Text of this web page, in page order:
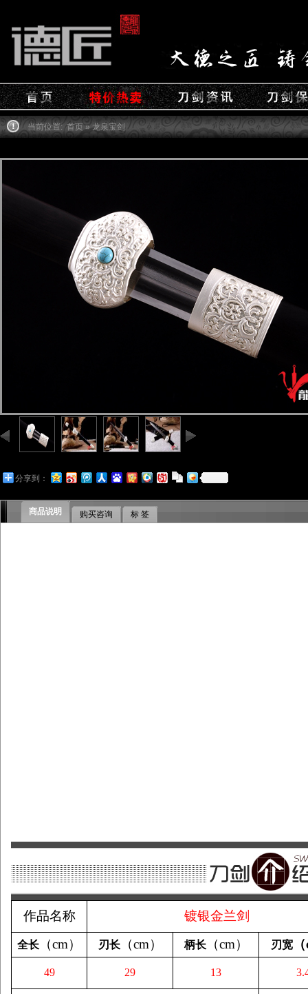
当前位置: 首页» 龙泉宝剑
分享到：
商品说明 购买咨询 标 签
作品名称 镀银金兰剑
全长 （cm） 刃长（cm） 柄长（cm） 刃宽（
49 29 13